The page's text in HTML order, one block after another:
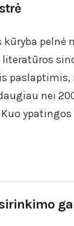
kūryba pelnė
literatūros
nei
ypatingos